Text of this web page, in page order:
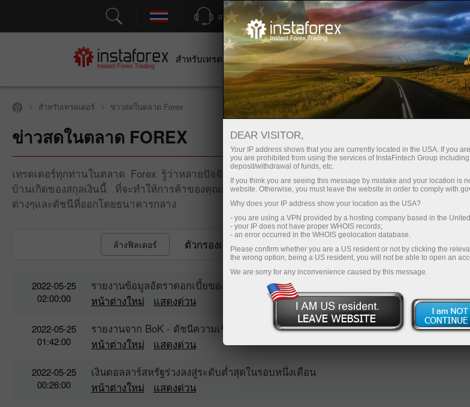
สนับสนุน เปิดบัญชีเทรดทันที แพลตฟอร์ม
สำหรับเทรดเดอร์ สำหรับผู้เริ่มต้นใหม่ สำหรับนักลงทุน สำหรับหุ้นส่
สำหรับเทรดเดอร์ ข่าวสดในตลาด Forex
ข่าวสดในตลาด FOREX
เทรดเดอร์ทุกท่านในตลาด Forex รู้ว่าหลายปัจจัยที่มีอิทธิพลต่ออัตราแลกเปลี่ยน ค่าสกุลเงินขึ้นอยู่กับสถ
บ้านเกิดของสกุลเงินนี้ ที่จะทำให้การค้าของคุณกำไรคุณต้องปฏิบัติตามข่าวเศรษฐกิจประจำตลอดจนสาม
ต่างๆและดัชนีที่ออกโดยธนาคารกลาง
ล้างฟิลเตอร์ ตัวกรองเวลา UTC ข่าวในห
2022-05-25
02:00:00
รายงานข้อมูลอัตราดอกเบี้ยของประเทศนิวซีแลนด์ในวันพุธ
หน้าต่างใหม่
แสดงด่วน
2022-05-25
01:42:00
รายงานจาก BoK - ดัชนีความเชื่อมั่นทางธุรกิจของประเทศเกาหลีใต้ลดลงในเดือนพฤษภา
หน้าต่างใหม่
แสดงด่วน
2022-05-25
00:26:00
เงินดอลลาร์สหรัฐร่วงลงสู่ระดับต่ำสุดในรอบหนึ่งเดือน
หน้าต่างใหม่
แสดงด่วน
DEAR VISITOR,
Your IP address shows that you are currently located in the USA. If you
you are prohibited from using the services of InstaFintech Group
deposit/withdrawal of funds, etc.
If you think you are seeing this message by mistake and your location is
website. Otherwise, you must leave the website in order to comply with
Why does your IP address show your location as the USA?
- you are using a VPN provided by a hosting company based in the
- your IP does not have proper WHOIS records;
- an error occurred in the WHOIS geolocation database.
Please confirm whether you are a US resident or not by clicking the
the wrong option, being a US resident, you will not be able to open an
We are sorry for any inconvenience caused by this message.